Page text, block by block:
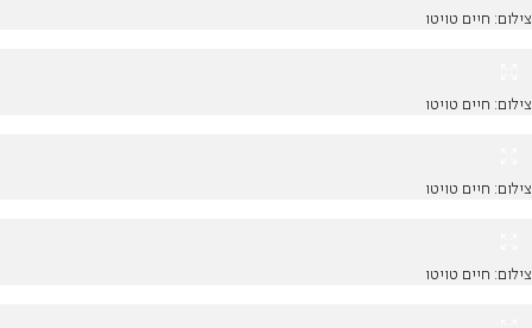
צילום: חיים טויטו
צילום: חיים טויטו
צילום: חיים טויטו
צילום: חיים טויטו